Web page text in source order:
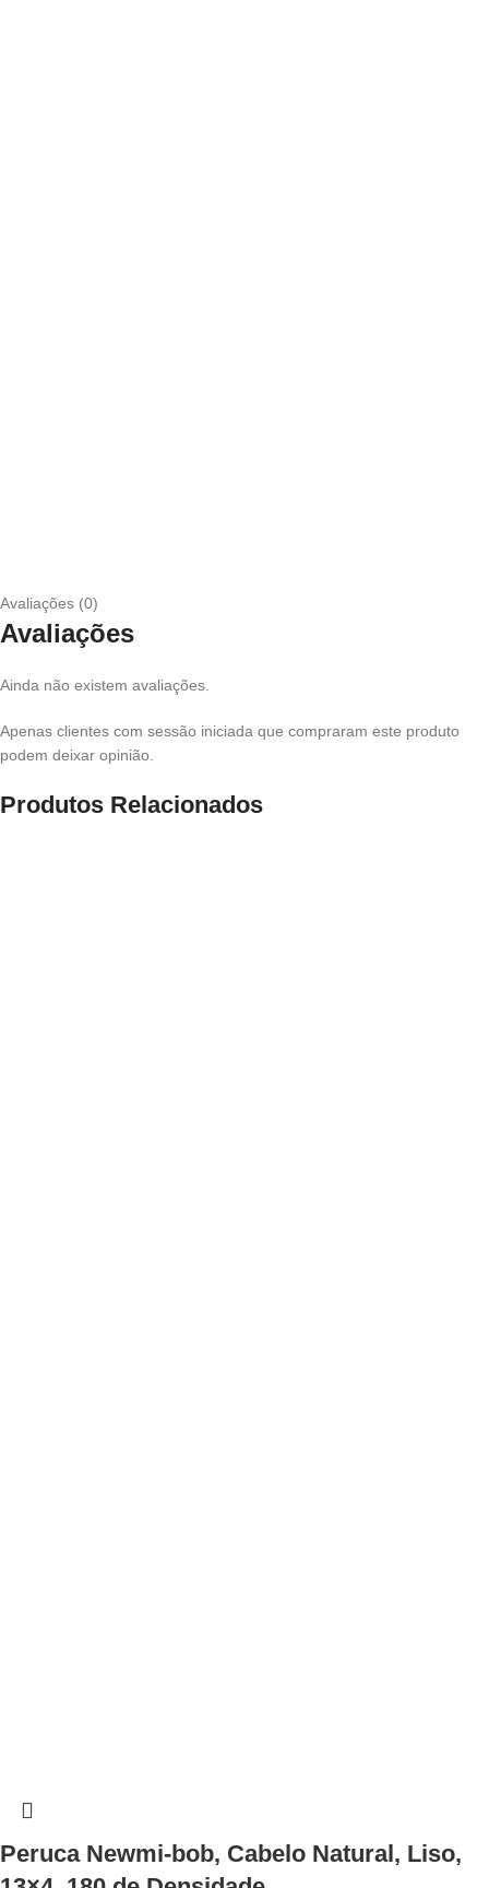
Avaliações (0)
Avaliações
Ainda não existem avaliações.
Apenas clientes com sessão iniciada que compraram este produto
podem deixar opinião.
Produtos Relacionados
Peruca Newmi-bob, Cabelo Natural, Liso,